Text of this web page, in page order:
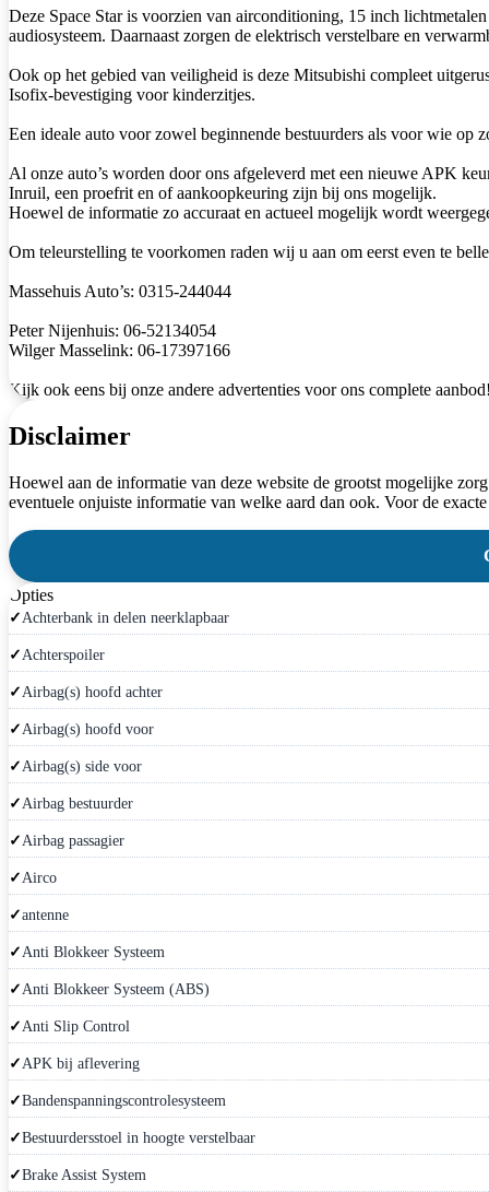
Deze Space Star is voorzien van airconditioning, 15 inch
audiosysteem. Daarnaast zorgen de elektrisch verstelbare en
Ook op het gebied van veiligheid is deze Mitsubishi compleet
Isofix-bevestiging voor kinderzitjes.
Een ideale auto voor zowel beginnende bestuurders als voor wie op
Al onze auto’s worden door ons afgeleverd met een nieuwe APK
Inruil, een proefrit en of aankoopkeuring zijn bij ons mogelijk.
Hoewel de informatie zo accuraat en actueel mogelijk wordt
Om teleurstelling te voorkomen raden wij u aan om eerst even te
Massehuis Auto’s: 0315-244044
Peter Nijenhuis: 06-52134054
Wilger Masselink: 06-17397166
Kijk ook eens bij onze andere advertenties voor ons complete
Disclaimer
Hoewel aan de informatie van deze website de grootst mogelijke
eventuele onjuiste informatie van welke aard dan ook. Voor de
Opties
Achterbank in delen neerklapbaar
Achterspoiler
Airbag(s) hoofd achter
Airbag(s) hoofd voor
Airbag(s) side voor
Airbag bestuurder
Airbag passagier
Airco
antenne
Anti Blokkeer Systeem
Anti Blokkeer Systeem (ABS)
Anti Slip Control
APK bij aflevering
Bandenspanningscontrolesysteem
Bestuurdersstoel in hoogte verstelbaar
Brake Assist System